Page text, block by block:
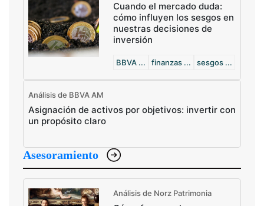
Cuando el mercado duda:
cómo influyen los sesgos en
nuestras decisiones de
inversión
BBVA ... finanzas ... sesgos ...
Análisis de BBVA AM
Asignación de activos por objetivos: invertir con
un propósito claro
Asesoramiento
Análisis de Norz Patrimonia